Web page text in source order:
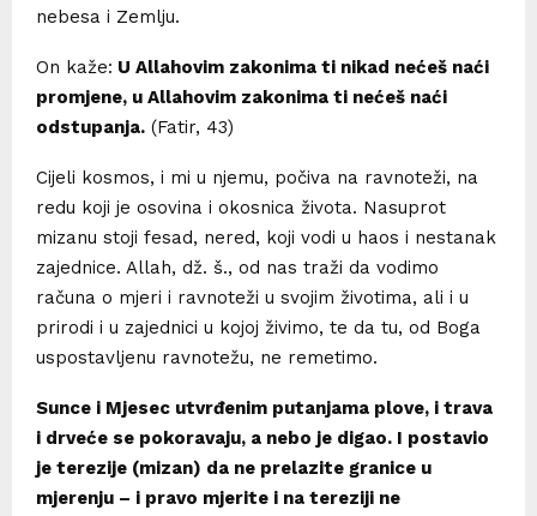
nebesa i Zemlju.
On kaže: U Allahovim zakonima ti nikad nećeš naći
promjene, u Allahovim zakonima ti nećeš naći
odstupanja. (Fatir, 43)
Cijeli kosmos, i mi u njemu, počiva na ravnoteži, na
redu koji je osovina i okosnica života. Nasuprot
mizanu stoji fesad, nered, koji vodi u haos i nestanak
zajednice. Allah, dž. š., od nas traži da vodimo
računa o mjeri i ravnoteži u svojim životima, ali i u
prirodi i u zajednici u kojoj živimo, te da tu, od Boga
uspostavljenu ravnotežu, ne remetimo.
Sunce i Mjesec utvrđenim putanjama plove, i trava
i drveće se pokoravaju, a nebo je digao. I postavio
je terezije (mizan) da ne prelazite granice u
mjerenju – i pravo mjerite i na tereziji ne